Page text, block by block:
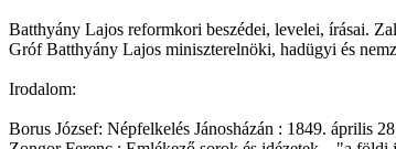
Batthyány Lajos reformkori beszédei, levelei, írásai.
Gróf Batthyány Lajos miniszterelnöki, hadügyi és
Irodalom:
Borus József: Népfelkelés Jánosházán : 1849. április